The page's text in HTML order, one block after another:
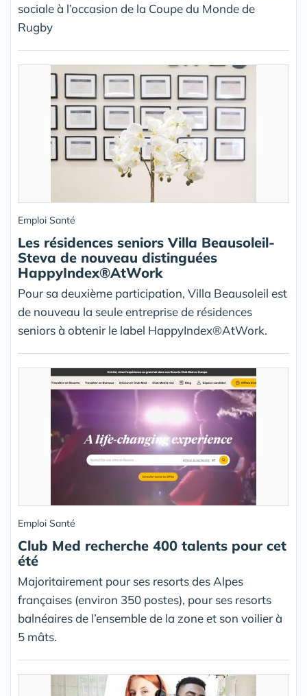
sociale à l’occasion de la Coupe du Monde de
Rugby
Emploi Santé
Les résidences seniors Villa Beausoleil-
Steva de nouveau distinguées
HappyIndex®AtWork
Pour sa deuxième participation, Villa Beausoleil est
de nouveau la seule entreprise de résidences
seniors à obtenir le label HappyIndex®AtWork.
Emploi Santé
Club Med recherche 400 talents pour cet
été
Majoritairement pour ses resorts des Alpes
françaises (environ 350 postes), pour ses resorts
balnéaires de l’ensemble de la zone et son voilier à
5 mâts.